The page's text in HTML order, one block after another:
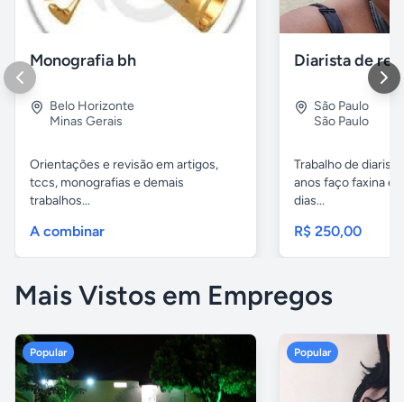
Monografia bh
Belo Horizonte
Minas Gerais
Orientações e revisão em artigos,
tccs, monografias e demais
trabalhos...
A combinar
São Paulo
São Paulo
Trabalho de
anos faço faxina
dias...
R$ 250,00
Mais Vistos em Empregos
Popular Popular